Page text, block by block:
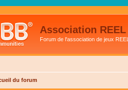
Association REEL
Forum de l'association de jeux REEL
du forum